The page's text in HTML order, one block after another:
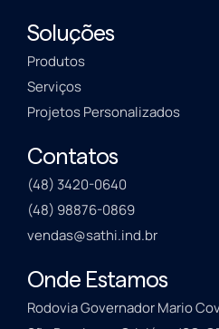
Soluções
Produtos
Serviços
Projetos Personalizados
Contatos
(48) 3420-0640
(48) 98876-0869
vendas@sathi.ind.br
Onde Estamos
Rodovia Governador Mario